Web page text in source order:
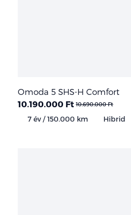
Omoda 5 SHS-H Comfort
10.190.000 Ft 10.690.000 Ft
7 év / 150.000 km Hibrid